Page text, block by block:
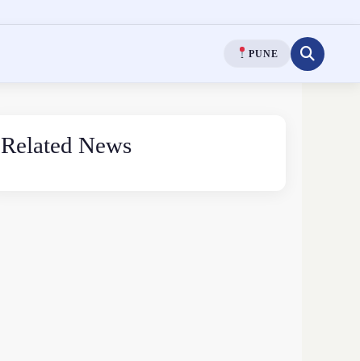
PUNE
Related News